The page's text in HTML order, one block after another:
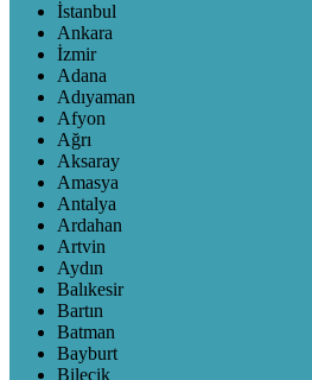
İstanbul
Ankara
İzmir
Adana
Adıyaman
Afyon
Ağrı
Aksaray
Amasya
Antalya
Ardahan
Artvin
Aydın
Balıkesir
Bartın
Batman
Bayburt
Bilecik